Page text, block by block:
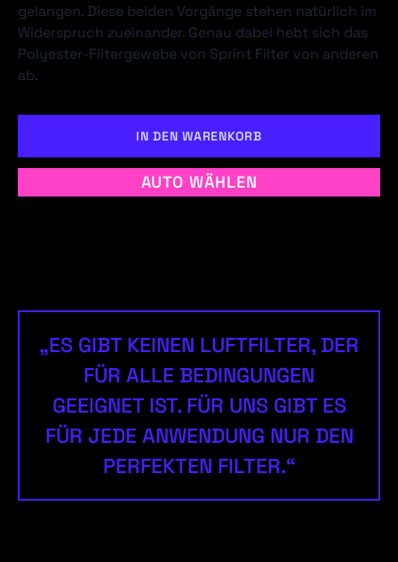
gelangen. Diese beiden Vorgänge stehen natürlich im
Widerspruch zueinander. Genau dabei hebt sich das
Polyester-Filtergewebe von Sprint Filter von anderen
ab.
IN DEN WARENKORB
AUTO WÄHLEN
„ES GIBT KEINEN LUFTFILTER, DER
FÜR ALLE BEDINGUNGEN
GEEIGNET IST. FÜR UNS GIBT ES
FÜR JEDE ANWENDUNG NUR DEN
PERFEKTEN FILTER.“